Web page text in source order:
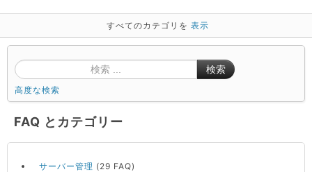
すべてのカテゴリを 表示
検索
高度な検索
FAQ とカテゴリー
サーバー管理 (29 FAQ)